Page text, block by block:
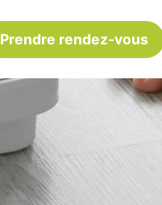
Prendre rendez-vous